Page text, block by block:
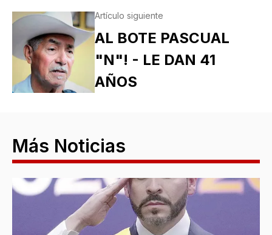
Artículo siguiente
AL BOTE PASCUAL
"N"! - LE DAN 41
AÑOS
Más Noticias